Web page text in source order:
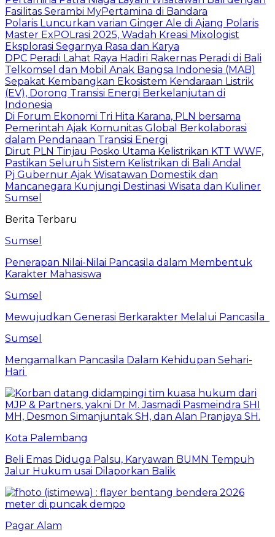
Fasilitas Serambi MyPertamina di Bandara
Polaris Luncurkan varian Ginger Ale di Ajang Polaris
Master ExPOLrasi 2025, Wadah Kreasi Mixologist
Eksplorasi Segarnya Rasa dan Karya
DPC Peradi Lahat Raya Hadiri Rakernas Peradi di Bali
Telkomsel dan Mobil Anak Bangsa Indonesia (MAB)
Sepakat Kembangkan Ekosistem Kendaraan Listrik
(EV), Dorong Transisi Energi Berkelanjutan di
Indonesia
Di Forum Ekonomi Tri Hita Karana, PLN bersama
Pemerintah Ajak Komunitas Global Berkolaborasi
dalam Pendanaan Transisi Energi
Dirut PLN Tinjau Posko Utama Kelistrikan KTT WWF,
Pastikan Seluruh Sistem Kelistrikan di Bali Andal
Pj Gubernur Ajak Wisatawan Domestik dan
Mancanegara Kunjungi Destinasi Wisata dan Kuliner
Sumsel
Berita Terbaru
Sumsel
Penerapan Nilai-Nilai Pancasila dalam Membentuk
Karakter Mahasiswa
Sumsel
Mewujudkan Generasi Berkarakter Melalui Pancasila
Sumsel
Mengamalkan Pancasila Dalam Kehidupan Sehari-
Hari
Kota Palembang
Beli Emas Diduga Palsu, Karyawan BUMN Tempuh
Jalur Hukum usai Dilaporkan Balik
Pagar Alam